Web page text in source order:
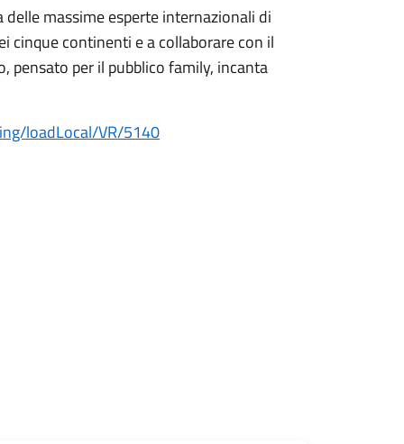
massime esperte internazionali di
cinque continenti e a collaborare con il
pensato per il pubblico family, incanta
loadLocal/VR/5140